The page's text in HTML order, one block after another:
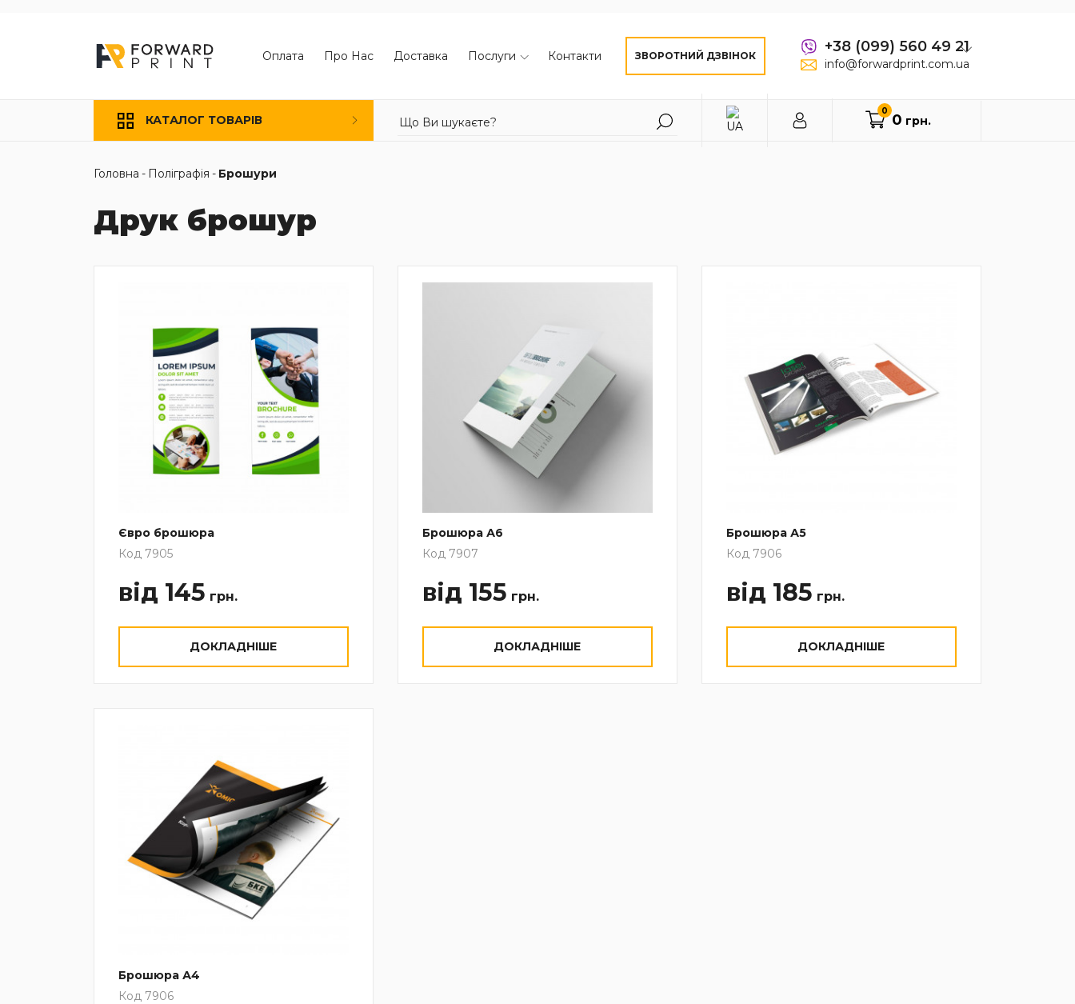
Оплата Про Нас Доставка Послуги Контакти ЗВОРОТНИЙ ДЗВІНОК
+38 (099) 560 49 21
info@forwardprint.com.ua
КАТАЛОГ ТОВАРІВ
0
0 грн.
Головна - Поліграфія - Брошури
Друк брошур
Євро брошюра
Код 7905
від 145 грн.
ДОКЛАДНІШЕ
Брошюра А6
Код 7907
від 155 грн.
ДОКЛАДНІШЕ
Брошюра А5
Код 7906
від 185 грн.
ДОКЛАДНІШЕ
Брошюра А4
Код 7906